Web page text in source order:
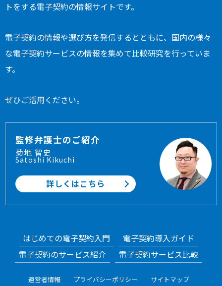
トをする電子契約の情報サイトです。
電子契約の情報や選び方を発信するとともに、国内の様々
な電子契約サービスの情報を集めて比較研究を行っていま
す。
ぜひご活用ください。
監修弁護士のご紹介
菊地 智史
Satoshi Kikuchi
詳しくはこちら
はじめての電子契約入門
電子契約導入ガイド
電子契約のサービス紹介
電子契約サービス比較
運営者情報 プライバシーポリシー サイトマップ